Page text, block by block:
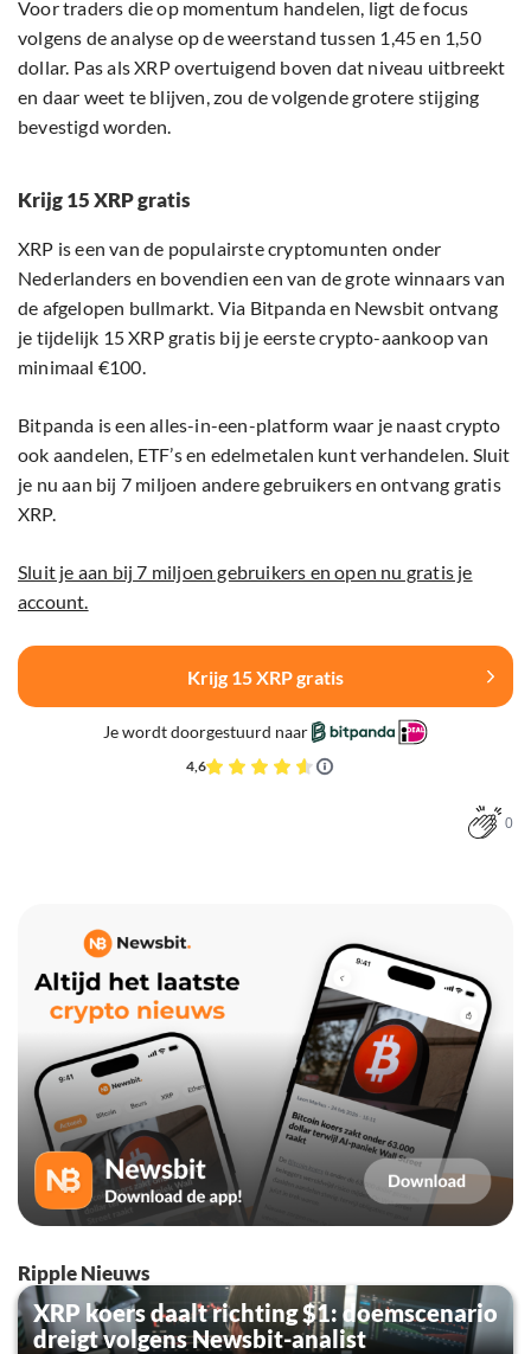
Voor traders die op momentum handelen, ligt de focus
volgens de analyse op de weerstand tussen 1,45 en 1,50
dollar. Pas als XRP overtuigend boven dat niveau uitbreekt
en daar weet te blijven, zou de volgende grotere stijging
bevestigd worden.
Krijg 15 XRP gratis
XRP is een van de populairste cryptomunten onder
Nederlanders en bovendien een van de grote winnaars van
de afgelopen bullmarkt. Via Bitpanda en Newsbit ontvang
je tijdelijk 15 XRP gratis bij je eerste crypto-aankoop van
minimaal €100.
Bitpanda is een alles-in-een-platform waar je naast crypto
ook aandelen, ETF’s en edelmetalen kunt verhandelen. Sluit
je nu aan bij 7 miljoen andere gebruikers en ontvang gratis
XRP.
Sluit je aan bij 7 miljoen gebruikers en open nu gratis je
account.
Krijg 15 XRP gratis
Je wordt doorgestuurd naar
4,6
0
Ripple Nieuws
XRP koers daalt richting $1: doemscenario
dreigt volgens Newsbit-analist